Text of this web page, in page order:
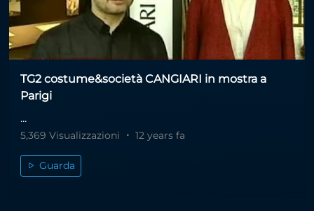
TG2 costume&società CANGIARI in mostra a
Parigi
...
5,369 Visualizzazioni 12 years fa
Guarda